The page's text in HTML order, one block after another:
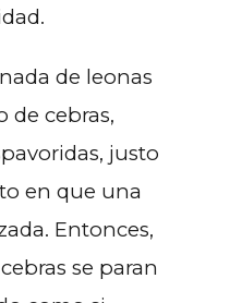
de leonas
de cebras,
justo
en que una
Entonces,
se paran